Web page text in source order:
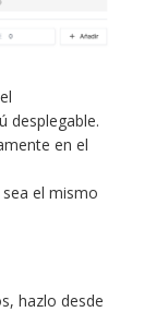
desplegable.
en el
el mismo
hazlo desde